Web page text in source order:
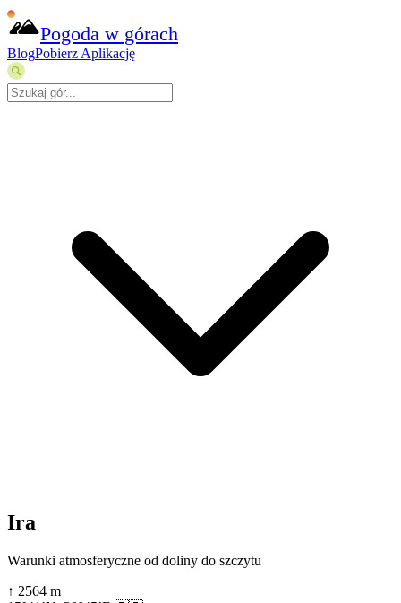
Pogoda w górach
BlogPobierz Aplikację
Ira
Warunki atmosferyczne od doliny do szczytu
↑ 2564 m